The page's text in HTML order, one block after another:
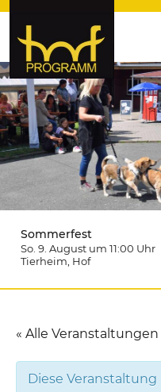
hof-programm –
Hochfranken
Sommerfest
So. 9. August um 11:00 Uhr
Tierheim , Hof
« Alle Veranstaltungen
Diese